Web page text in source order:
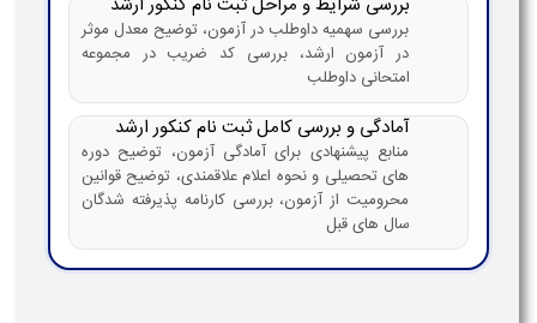
بررسی سهمیه داوطلب در آزمون، توضیح معدل موثر
در آزمون ارشد، بررسی کد ضریب در مجموعه
امتحانی داوطلب
آمادگی و بررسی کامل ثبت نام کنکور ارشد
منابع پیشنهادی برای آمادگی آزمون، توضیح دوره
های تحصیلی و نحوه اعلام علاقمندی، توضیح قوانین
محرومیت از آزمون، بررسی کارنامه پذیرفته شدگان
سال های قبل